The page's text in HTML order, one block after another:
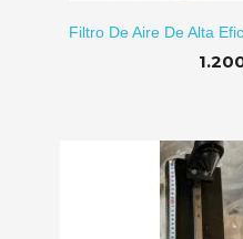
Filtro De Aire De Alta